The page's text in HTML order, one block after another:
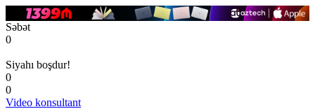
Səbət
0
Siyahı boşdur!
0
0
Video konsultant